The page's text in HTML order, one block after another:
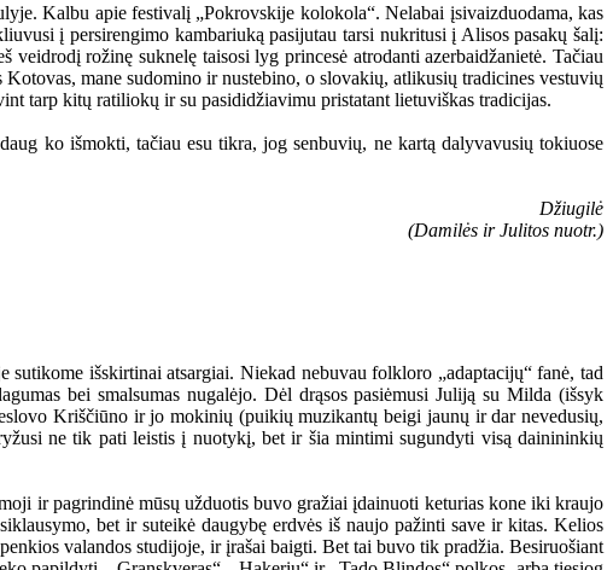
Kalbu apie festivalį „Pokrovskije kolokola“. Nelabai įsivaizduodama, kas
į persirengimo kambariuką pasijutau tarsi nukritusi į Alisos pasakų šalį:
rožinę suknelę taisosi lyg princesė atrodanti azerbaidžanietė. Tačiau
mane sudomino ir nustebino, o slovakių, atlikusių tradicines vestuvių
tarp kitų ratiliokų ir su pasididžiavimu pristatant lietuviškas tradicijas.
ko išmokti, tačiau esu tikra, jog senbuvių, ne kartą dalyvavusių tokiuose
Džiugilė
(Damilės ir Julitos nuotr.)
išskirtinai atsargiai. Niekad nebuvau folkloro „adaptacijų“ fanė, tad
bei smalsumas nugalėjo. Dėl drąsos pasiėmusi Juliją su Milda (išsyk
Kriščiūno ir jo mokinių (puikių muzikantų beigi jaunų ir dar nevedusių,
ne tik pati leistis į nuotykį, bet ir šia mintimi sugundyti visą dainininkių
ir pagrindinė mūsų užduotis buvo gražiai įdainuoti keturias kone iki kraujo
bet ir suteikė daugybę erdvės iš naujo pažinti save ir kitas. Kelios
valandos studijoje, ir įrašai baigti. Bet tai buvo tik pradžia. Besiruošiant